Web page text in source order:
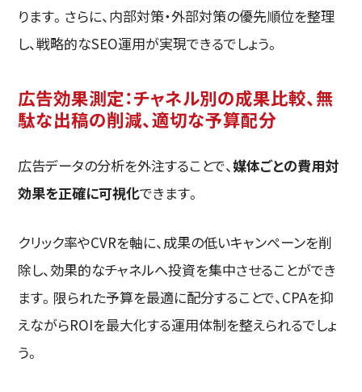
ります。さらに、内部対策・外部対策の優先順位を整理
し、戦略的なSEO運用が実現できるでしょう。
広告効果測定：チャネル別の成果比較、無
駄な出稿の削減、適切な予算配分
広告データの分析を外注することで、媒体ごとの費用対
効果を正確に可視化できます。
クリック率やCVRを軸に、成果の低いキャンペーンを削
除し、効果的なチャネルへ投資を集中させることができ
ます。限られた予算を最適に配分することで、CPAを抑
えながらROIを最大化する運用体制を整えられるでしょ
う。